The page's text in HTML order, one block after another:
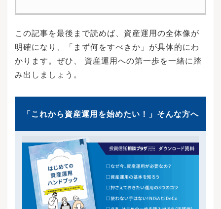
この記事を最後まで読めば、資産運用の全体像が
明確になり、「まず何をすべきか」が具体的にわ
かります。ぜひ、 資産運用への第一歩を一緒に踏
み出しましょう。
「これから資産運用を始めたい！」そんな方へ